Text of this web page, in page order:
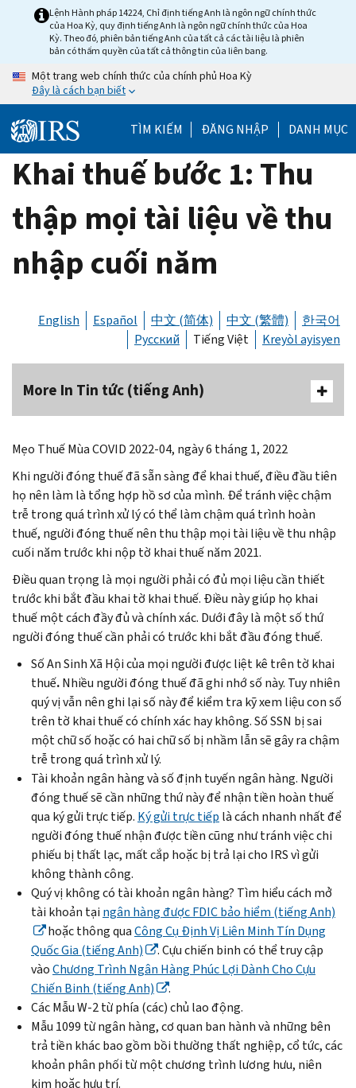
Lệnh Hành pháp 14224, Chỉ định tiếng Anh là ngôn ngữ chính thức
của Hoa Kỳ, quy định tiếng Anh là ngôn ngữ chính thức của Hoa
Kỳ. Theo đó, phiên bản tiếng Anh của tất cả các tài liệu là phiên
bản có thẩm quyền của tất cả thông tin của liên bang.
Một trang web chính thức của chính phủ Hoa Kỳ
Đây là cách bạn biết
TÌM KIẾM ĐĂNG NHẬP DANH MỤC
Khai thuế bước 1: Thu
thập mọi tài liệu về thu
nhập cuối năm
English Español 中文 (简体) 中文 (繁體)
한국어
Русский
Tiếng Việt Kreyòl ayisyen
More In Tin tức (tiếng Anh)
Mẹo Thuế Mùa COVID 2022-04, ngày 6 tháng 1, 2022
Khi người đóng thuế đã sẵn sàng để khai thuế, điều đầu tiên
họ nên làm là tổng hợp hồ sơ của mình. Để tránh việc chậm
trễ trong quá trình xử lý có thể làm chậm quá trình hoàn
thuế, người đóng thuế nên thu thập mọi tài liệu về thu nhập
cuối năm trước khi nộp tờ khai thuế năm 2021.
Điều quan trọng là mọi người phải có đủ mọi liệu cần thiết
trước khi bắt đầu khai tờ khai thuế. Điều này giúp họ khai
thuế một cách đầy đủ và chính xác. Dưới đây là một số thứ
người đóng thuế cần phải có trước khi bắt đầu đóng thuế.
Số An Sinh Xã Hội của mọi người được liệt kê trên tờ khai
thuế.Nhiều người đóng thuế đã ghi nhớ số này. Tuy nhiên
quý vị vẫn nên ghi lại số này để kiểm tra kỹ xem liệu con số
trên tờ khai thuế có chính xác hay không. Số SSN bị sai
một chữ số hoặc có hai chữ số bị nhầm lẫn sẽ gây ra chậm
trễ trong quá trình xử lý.
Tài khoản ngân hàng và số định tuyến ngân hàng. Người
đóng thuế sẽ cần những thứ này để nhận tiền hoàn thuế
qua ký gửi trực tiếp. Ký gửi trực tiếp là cách nhanh nhất để
người đóng thuế nhận được tiền cũng như tránh việc chi
phiếu bị thất lạc, mất cắp hoặc bị trả lại cho IRS vì gửi
không thành công.
Quý vị không có tài khoản ngân hàng? Tìm hiểu cách mở
tài khoản tại ngân hàng được FDIC bảo hiểm (tiếng Anh)
hoặc thông quaCông Cụ Định Vị Liên Minh Tín Dụng
Quốc Gia (tiếng Anh)
. Cựu chiến binh có thể truy cập
vàoChương Trình Ngân Hàng Phúc Lợi Dành Cho Cựu
Chiến Binh (tiếng Anh)
.
Các Mẫu W-2 từ phía (các) chủ lao động.
Mẫu 1099 từ ngân hàng, cơ quan ban hành và những bên
trả tiền khác bao gồm bồi thường thất nghiệp, cổ tức, các
khoản phân phối từ một chương trình lương hưu, niên
kim hoặc hưu trí.